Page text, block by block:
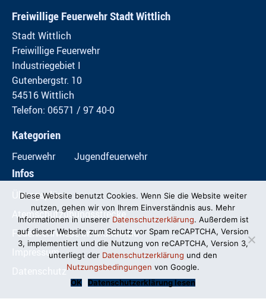
Freiwillige Feuerwehr Stadt Wittlich
Stadt Wittlich
Freiwillige Feuerwehr
Industriegebiet I
Gutenbergstr. 10
54516 Wittlich
Telefon: 06571 / 97 40-0
Kategorien
Feuerwehr Jugendfeuerwehr
Infos
Übungspläne
Atemschutzübungsstrecke
Feuerwehrwiese im Mundwald
Impressum
Diese Website benutzt Cookies. Wenn Sie die Website weiter
nutzen, gehen wir von Ihrem Einverständnis aus. Mehr
Informationen in unserer Datenschutzerklärung. Außerdem ist
auf dieser Website zum Schutz vor Spam reCAPTCHA, Version
3, implementiert und die Nutzung von reCAPTCHA, Version 3,
unterliegt der Datenschutzerklärung und den
Nutzungsbedingungen von Google.
OK
Datenschutzerklärung lesen